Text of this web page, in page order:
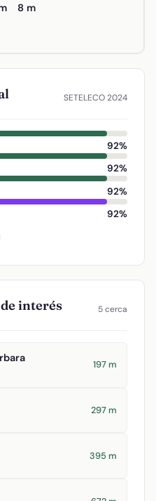
8 m
SETELECO 2024
92%
92%
92%
92%
interés 5 cerca
197 m
297 m
395 m